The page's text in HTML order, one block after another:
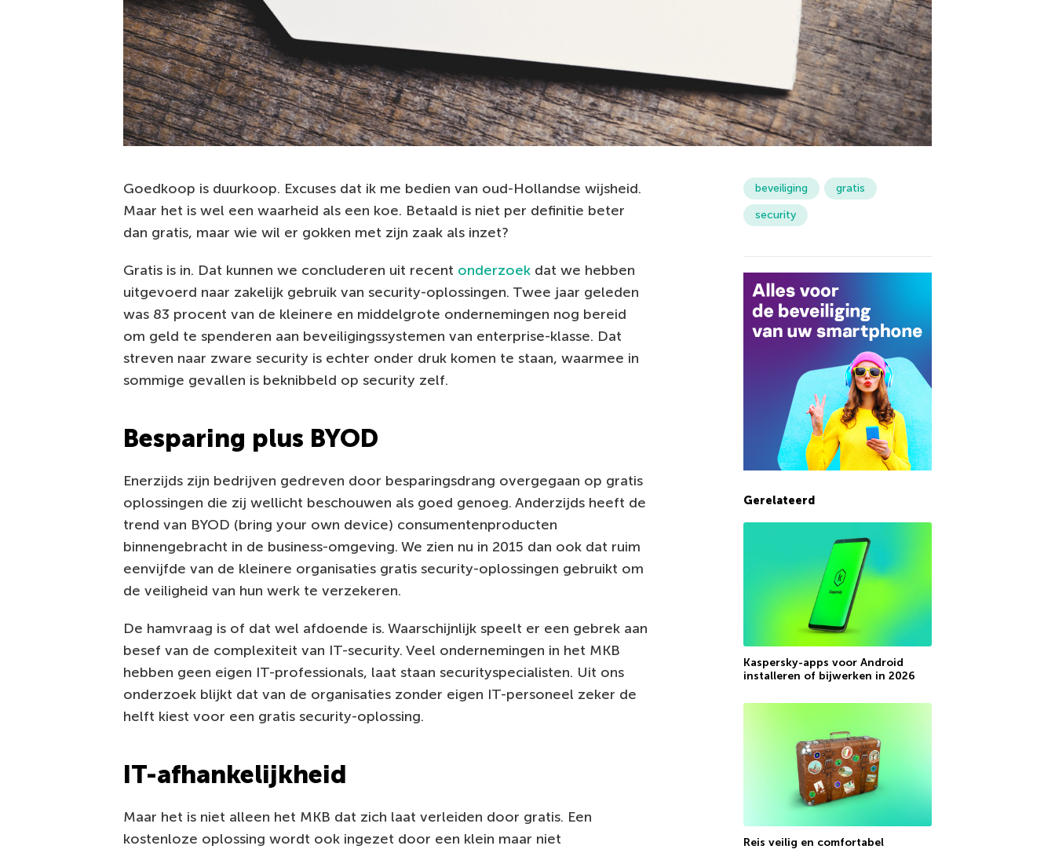
Goedkoop is duurkoop. Excuses dat ik me bedien van oud-Hollandse wijsheid.
Maar het is wel een waarheid als een koe. Betaald is niet per definitie beter
dan gratis, maar wie wil er gokken met zijn zaak als inzet?
Gratis is in. Dat kunnen we concluderen uit recent onderzoek dat we hebben
uitgevoerd naar zakelijk gebruik van security-oplossingen. Twee jaar geleden
was 83 procent van de kleinere en middelgrote ondernemingen nog bereid
om geld te spenderen aan beveiligingssystemen van enterprise-klasse. Dat
streven naar zware security is echter onder druk komen te staan, waarmee in
sommige gevallen is beknibbeld op security zelf.
Besparing plus BYOD
Enerzijds zijn bedrijven gedreven door besparingsdrang overgegaan op gratis
oplossingen die zij wellicht beschouwen als goed genoeg. Anderzijds heeft de
trend van BYOD (bring your own device) consumentenproducten
binnengebracht in de business-omgeving. We zien nu in 2015 dan ook dat ruim
eenvijfde van de kleinere organisaties gratis security-oplossingen gebruikt om
de veiligheid van hun werk te verzekeren.
De hamvraag is of dat wel afdoende is. Waarschijnlijk speelt er een gebrek aan
besef van de complexiteit van IT-security. Veel ondernemingen in het MKB
hebben geen eigen IT-professionals, laat staan securityspecialisten. Uit ons
onderzoek blijkt dat van de organisaties zonder eigen IT-personeel zeker de
helft kiest voor een gratis security-oplossing.
IT-afhankelijkheid
Maar het is niet alleen het MKB dat zich laat verleiden door gratis. Een
kostenloze oplossing wordt ook ingezet door een klein maar niet
beveiliging
gratis
security
Gerelateerd
Kaspersky-apps voor Android
installeren of bijwerken in 2026
Reis veilig en comfortabel